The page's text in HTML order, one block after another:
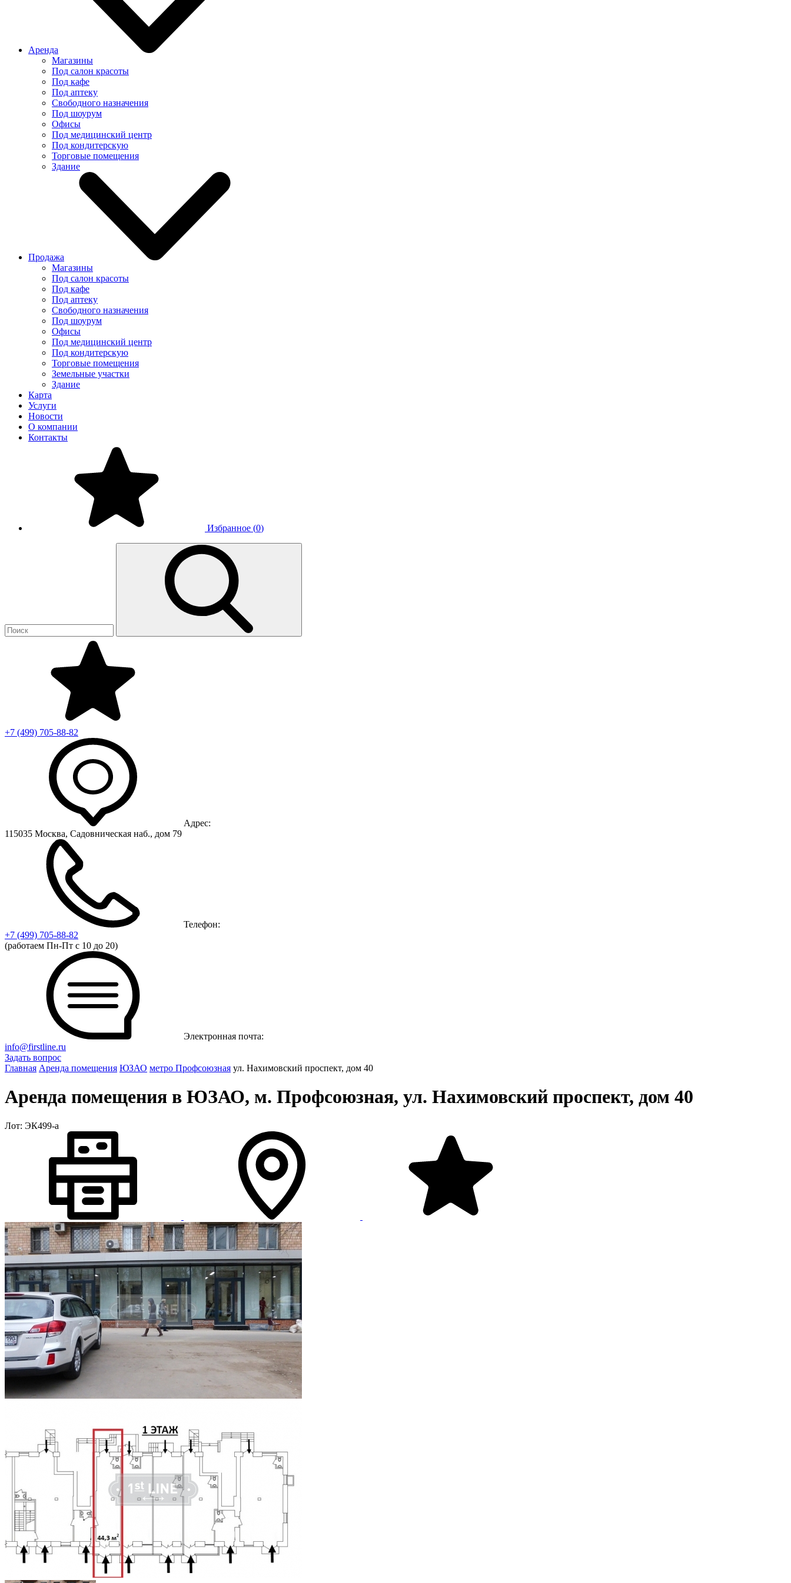
Аренда
Магазины
Под салон красоты
Под кафе
Под аптеку
Свободного назначения
Под шоурум
Офисы
Под медицинский центр
Под кондитерскую
Торговые помещения
Здание
Продажа
Магазины
Под салон красоты
Под кафе
Под аптеку
Свободного назначения
Под шоурум
Офисы
Под медицинский центр
Под кондитерскую
Торговые помещения
Земельные участки
Здание
Карта
Услуги
Новости
О компании
Контакты
Избранное (0)
+7 (499) 705-88-82
Адрес:
115035 Москва, Садовническая наб., дом 79
Телефон:
+7 (499) 705-88-82
(работаем Пн-Пт с 10 до 20)
Электронная почта:
info@firstline.ru
Задать вопрос
Главная Аренда помещения ЮЗАО метро Профсоюзная ул. Нахимовский проспект, дом 40
Аренда помещения в ЮЗАО, м. Профсоюзная, ул. Нахимовский проспект, дом 40
Лот: ЭК499-a